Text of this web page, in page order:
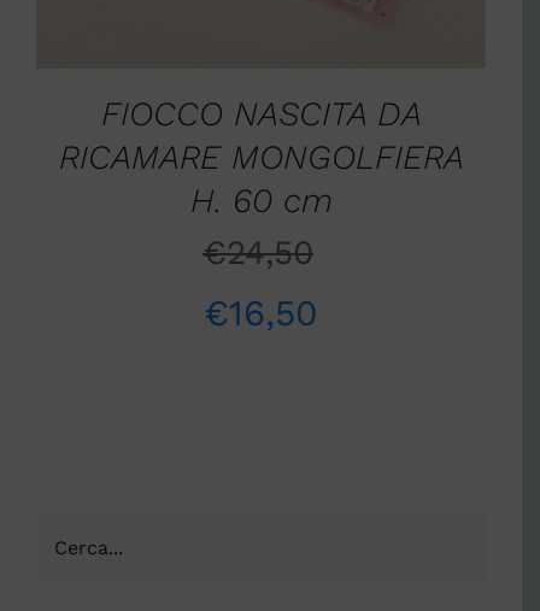
FIOCCO NASCITA DA
RICAMARE MONGOLFIERA
H. 60 cm
€24,50
€16,50